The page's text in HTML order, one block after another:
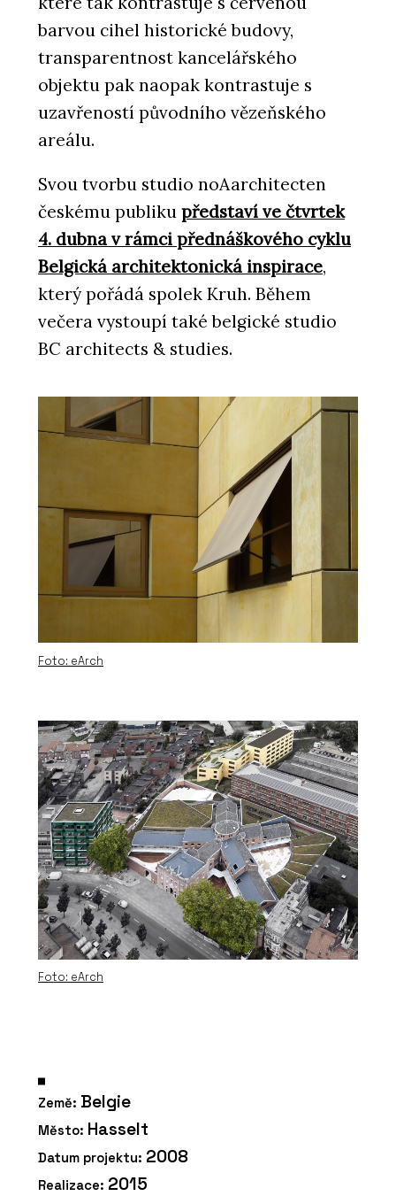
barvou cihel historické budovy,
transparentnost kancelářského
objektu pak naopak kontrastuje s
uzavřeností původního vězeňského
areálu.
Svou tvorbu studio noAarchitecten
českému publiku představí ve čtvrtek
4. dubna v rámci přednáškového cyklu
Belgická architektonická inspirace,
který pořádá spolek Kruh. Během
večera vystoupí také belgické studio
BC architects & studies.
Foto: eArch
Foto: eArch
Země: Belgie
Město: Hasselt
Datum projektu: 2008
Realizace: 2015